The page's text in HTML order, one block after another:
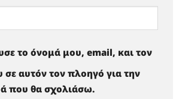
το όνομά μου, email, και τον
σε αυτόν τον πλοηγό για την
που θα σχολιάσω.